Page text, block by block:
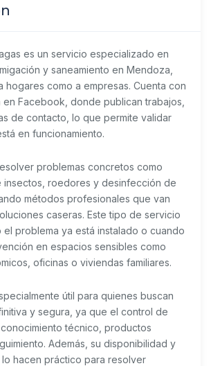
es un servicio especializado en
y saneamiento en Mendoza,
hogares como a empresas. Cuenta con
Facebook, donde publican trabajos,
de contacto, lo que permite validar
en funcionamiento.
problemas concretos como
insectos, roedores y desinfección de
métodos profesionales que van
caseras. Este tipo de servicio
problema ya está instalado o cuando
en espacios sensibles como
oficinas o viviendas familiares.
útil para quienes buscan
y segura, ya que el control de
técnico, productos
Además, su disponibilidad y
hacen práctico para resolver